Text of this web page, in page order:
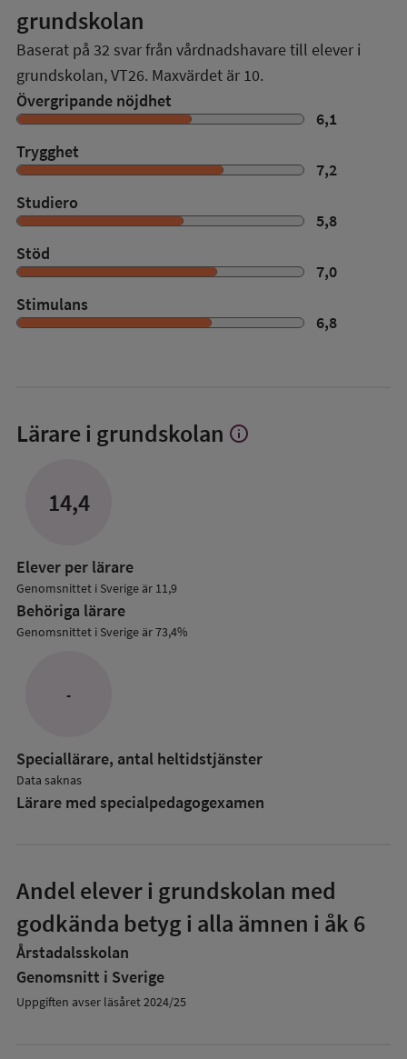
grundskolan
Baserat på 32 svar från vårdnadshavare till elever i
grundskolan,VT26. Maxvärdet är 10.
Övergripande nöjdhet
6,1
Trygghet
7,2
Studiero
5,8
Stöd
7,0
Stimulans
6,8
Lärare i grundskolan Visa
info
14,4
Elever per lärare
Genomsnittet i Sverige är 11,9
Behöriga lärare
Genomsnittet i Sverige är 73,4%
-
Speciallärare, antal heltidstjänster
Data saknas
Lärare med specialpedagog­examen
Andel elever i grundskolan med
godkända betyg i alla ämnen i åk 6
Årstadalsskolan
Genomsnitt i Sverige
Uppgiften avser läsåret 2024/25